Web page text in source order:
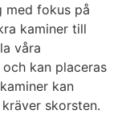
med fokus på
kaminer till
våra
kan placeras
kan
skorsten.